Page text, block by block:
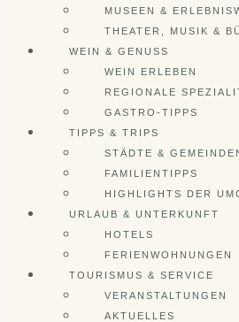
MUSEEN &
THEATER, MUSIK &
WEIN & GENUSS
WEIN ERLEBEN
REGIONALE
GASTRO-TIPPS
TIPPS & TRIPS
STÄDTE &
FAMILIENTIPPS
HIGHLIGHTS DER
URLAUB & UNTERKUNFT
HOTELS
FERIENWOHNUNGEN
TOURISMUS & SERVICE
VERANSTALTUNGEN
AKTUELLES